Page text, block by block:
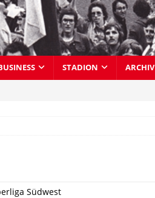
STADION ARCHIV
Südwest